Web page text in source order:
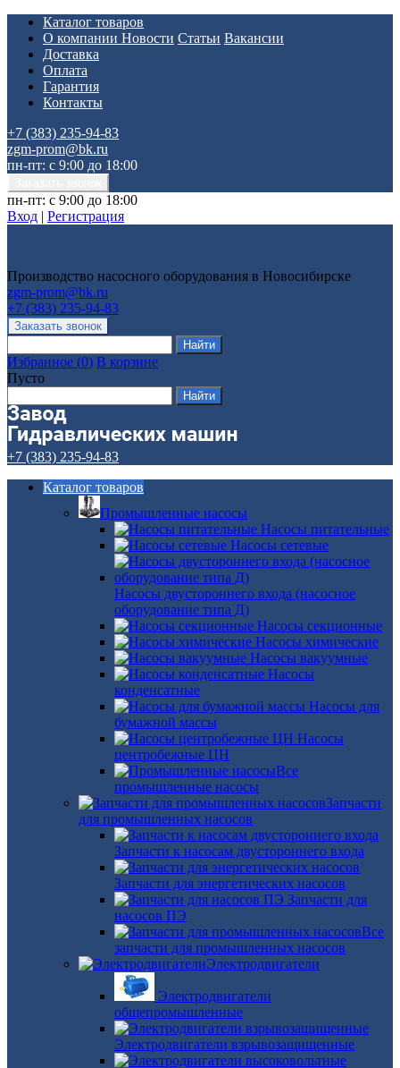
Каталог товаров
О компании Новости Статьи Вакансии
Доставка
Оплата
Гарантия
Контакты
+7 (383) 235-94-83
zgm-prom@bk.ru
пн-пт: с 9:00 до 18:00
пн-пт: с 9:00 до 18:00
Вход | Регистрация
Производство насосного оборудования в Новосибирске
zgm-prom@bk.ru
+7 (383) 235-94-83
Избранное (0) В корзине
Пусто
+7 (383) 235-94-83
Каталог товаров
Промышленные насосы
Насосы питательные
Насосы сетевые
Насосы двустороннего входа (насосное
оборудование типа Д)
Насосы секционные
Насосы химические
Насосы вакуумные
Насосы
конденсатные
Насосы для
бумажной массы
Насосы
центробежные ЦН
Все
промышленные насосы
Запчасти
для промышленных насосов
Запчасти к насосам двустороннего входа
Запчасти для энергетических насосов
Запчасти для
насосов ПЭ
Все
запчасти для промышленных насосов
Электродвигатели
Электродвигатели
общепромышленные
Электродвигатели взрывозащищенные